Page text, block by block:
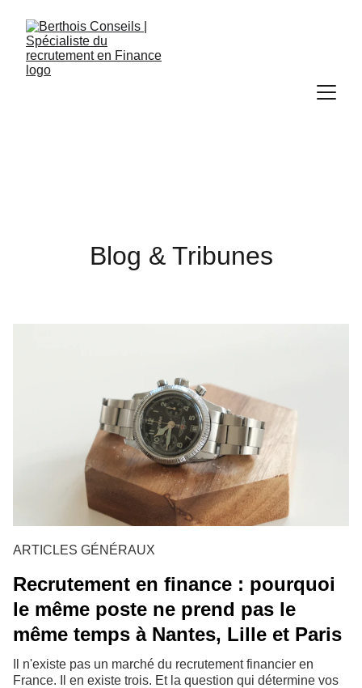
Blog & Tribunes
ARTICLES GÉNÉRAUX
Recrutement en finance : pourquoi
le même poste ne prend pas le
même temps à Nantes, Lille et Paris
Il n'existe pas un marché du recrutement financier en
France. Il en existe trois. Et la question qui détermine vos